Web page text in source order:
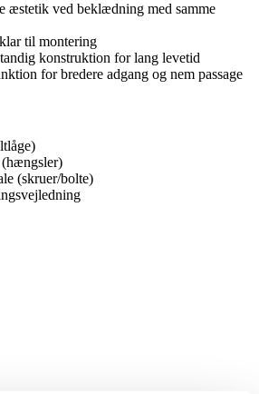
æstetik ved beklædning med samme
til montering
konstruktion for lang levetid
for bredere adgang og nem passage
(skruer/bolte)